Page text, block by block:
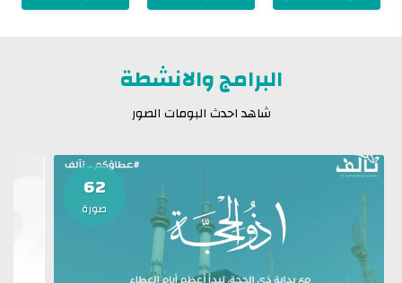
البرامج والانشطة
شاهد احدث البومات الصور
62
صورة